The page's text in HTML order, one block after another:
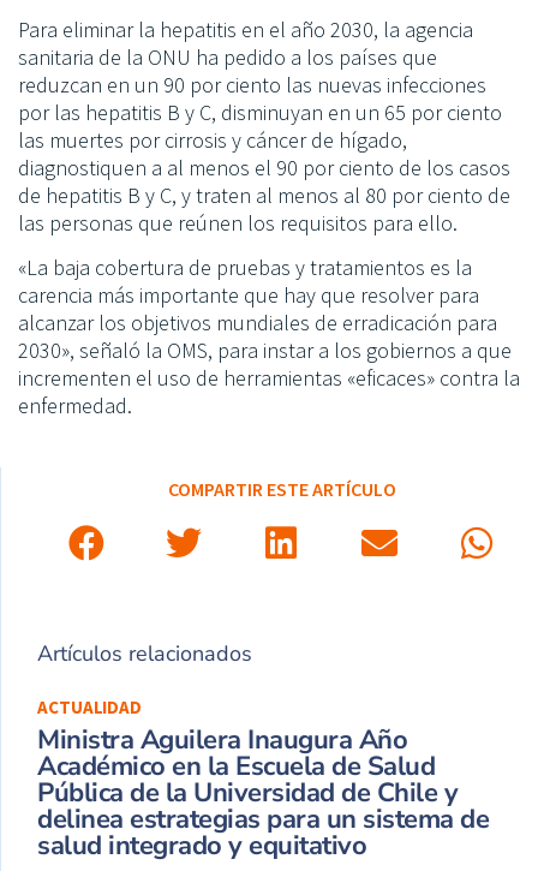
Para eliminar la hepatitis en el año 2030, la agencia
sanitaria de la ONU ha pedido a los países que
reduzcan en un 90 por ciento las nuevas infecciones
por las hepatitis B y C, disminuyan en un 65 por ciento
las muertes por cirrosis y cáncer de hígado,
diagnostiquen a al menos el 90 por ciento de los casos
de hepatitis B y C, y traten al menos al 80 por ciento de
las personas que reúnen los requisitos para ello.
«La baja cobertura de pruebas y tratamientos es la
carencia más importante que hay que resolver para
alcanzar los objetivos mundiales de erradicación para
2030», señaló la OMS, para instar a los gobiernos a que
incrementen el uso de herramientas «eficaces» contra la
enfermedad.
COMPARTIR ESTE ARTÍCULO
Artículos relacionados
ACTUALIDAD
Ministra Aguilera Inaugura Año
Académico en la Escuela de Salud
Pública de la Universidad de Chile y
delinea estrategias para un sistema de
salud integrado y equitativo